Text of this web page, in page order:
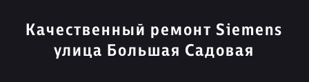
Качественный ремонт Siemens
улица Большая Садовая